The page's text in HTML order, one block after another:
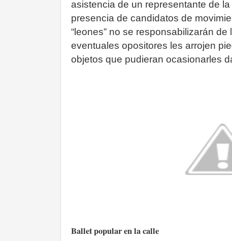
asistencia de un representante de
presencia de candidatos de
“leones” no se responsabilizarán
eventuales opositores les arrojen
objetos que pudieran ocasionarles
Ballet popular en la calle